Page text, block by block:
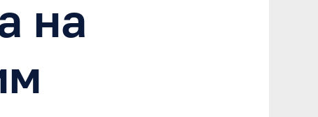
на